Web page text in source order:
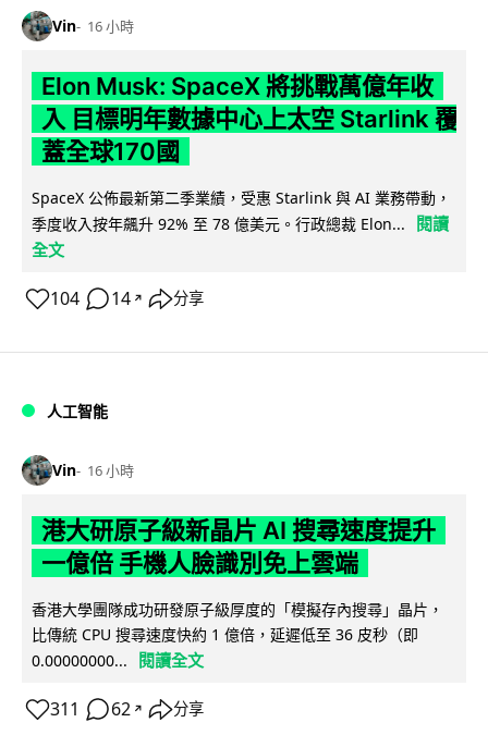
Vin 16 小時
Elon Musk: SpaceX 將挑戰萬億年收
入 目標明年數據中心上太空 Starlink 覆
蓋全球170國
SpaceX 公佈最新第二季業績，受惠 Starlink 與 AI 業務帶動，
季度收入按年飆升 92% 至 78 億美元。行政總裁 Elon...
閱讀
全文
104 14 ↗ 分享
人工智能
Vin 16 小時
港大研原子級新晶片 AI 搜尋速度提升
一億倍 手機人臉識別免上雲端
香港大學團隊成功研發原子級厚度的「模擬存內搜尋」晶片，
比傳統 CPU 搜尋速度快約 1 億倍，延遲低至 36 皮秒（即
0.00000000...
閱讀全文
311 62 ↗ 分享